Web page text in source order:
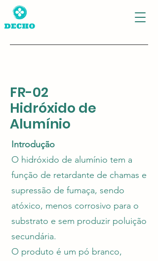
FR-02
Hidróxido de
Alumínio
Introdução
O hidróxido de alumínio tem a
função de retardante de chamas e
supressão de fumaça, sendo
atóxico, menos corrosivo para o
substrato e sem produzir poluição
secundária.
O produto é um pó branco,